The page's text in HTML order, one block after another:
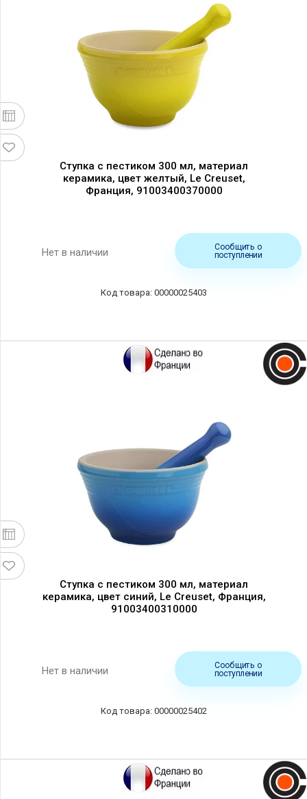
Ступка с пестиком 300 мл, материал
керамика, цвет желтый, Le Creuset,
Франция, 91003400370000
Нет в наличии
Сообщить о
поступлении
00000025403
Ступка с пестиком 300 мл, материал
керамика, цвет синий, Le Creuset, Франция,
91003400310000
Нет в наличии
Сообщить о
поступлении
00000025402